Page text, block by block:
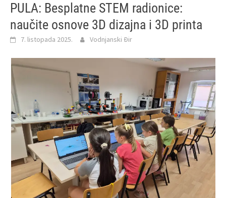
PULA: Besplatne STEM radionice:
naučite osnove 3D dizajna i 3D printa
7. listopada 2025. Vodnjanski Đir